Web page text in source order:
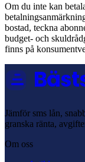
Om du inte kan
bostad, teckna
budget- och
finns på
Jämför sms lån,
granska ränta,
Om oss